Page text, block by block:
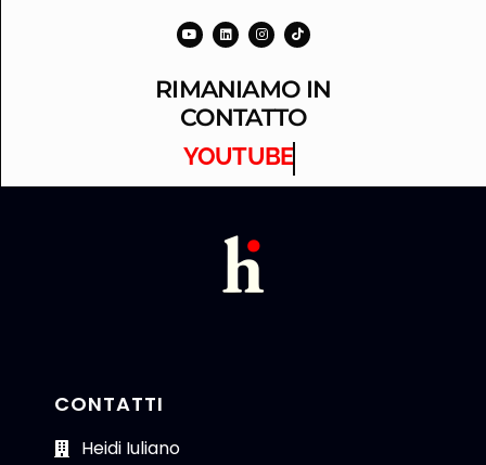
RIMANIAMO IN
CONTATTO
YOUTUBE
CONTATTI
Heidi Iuliano